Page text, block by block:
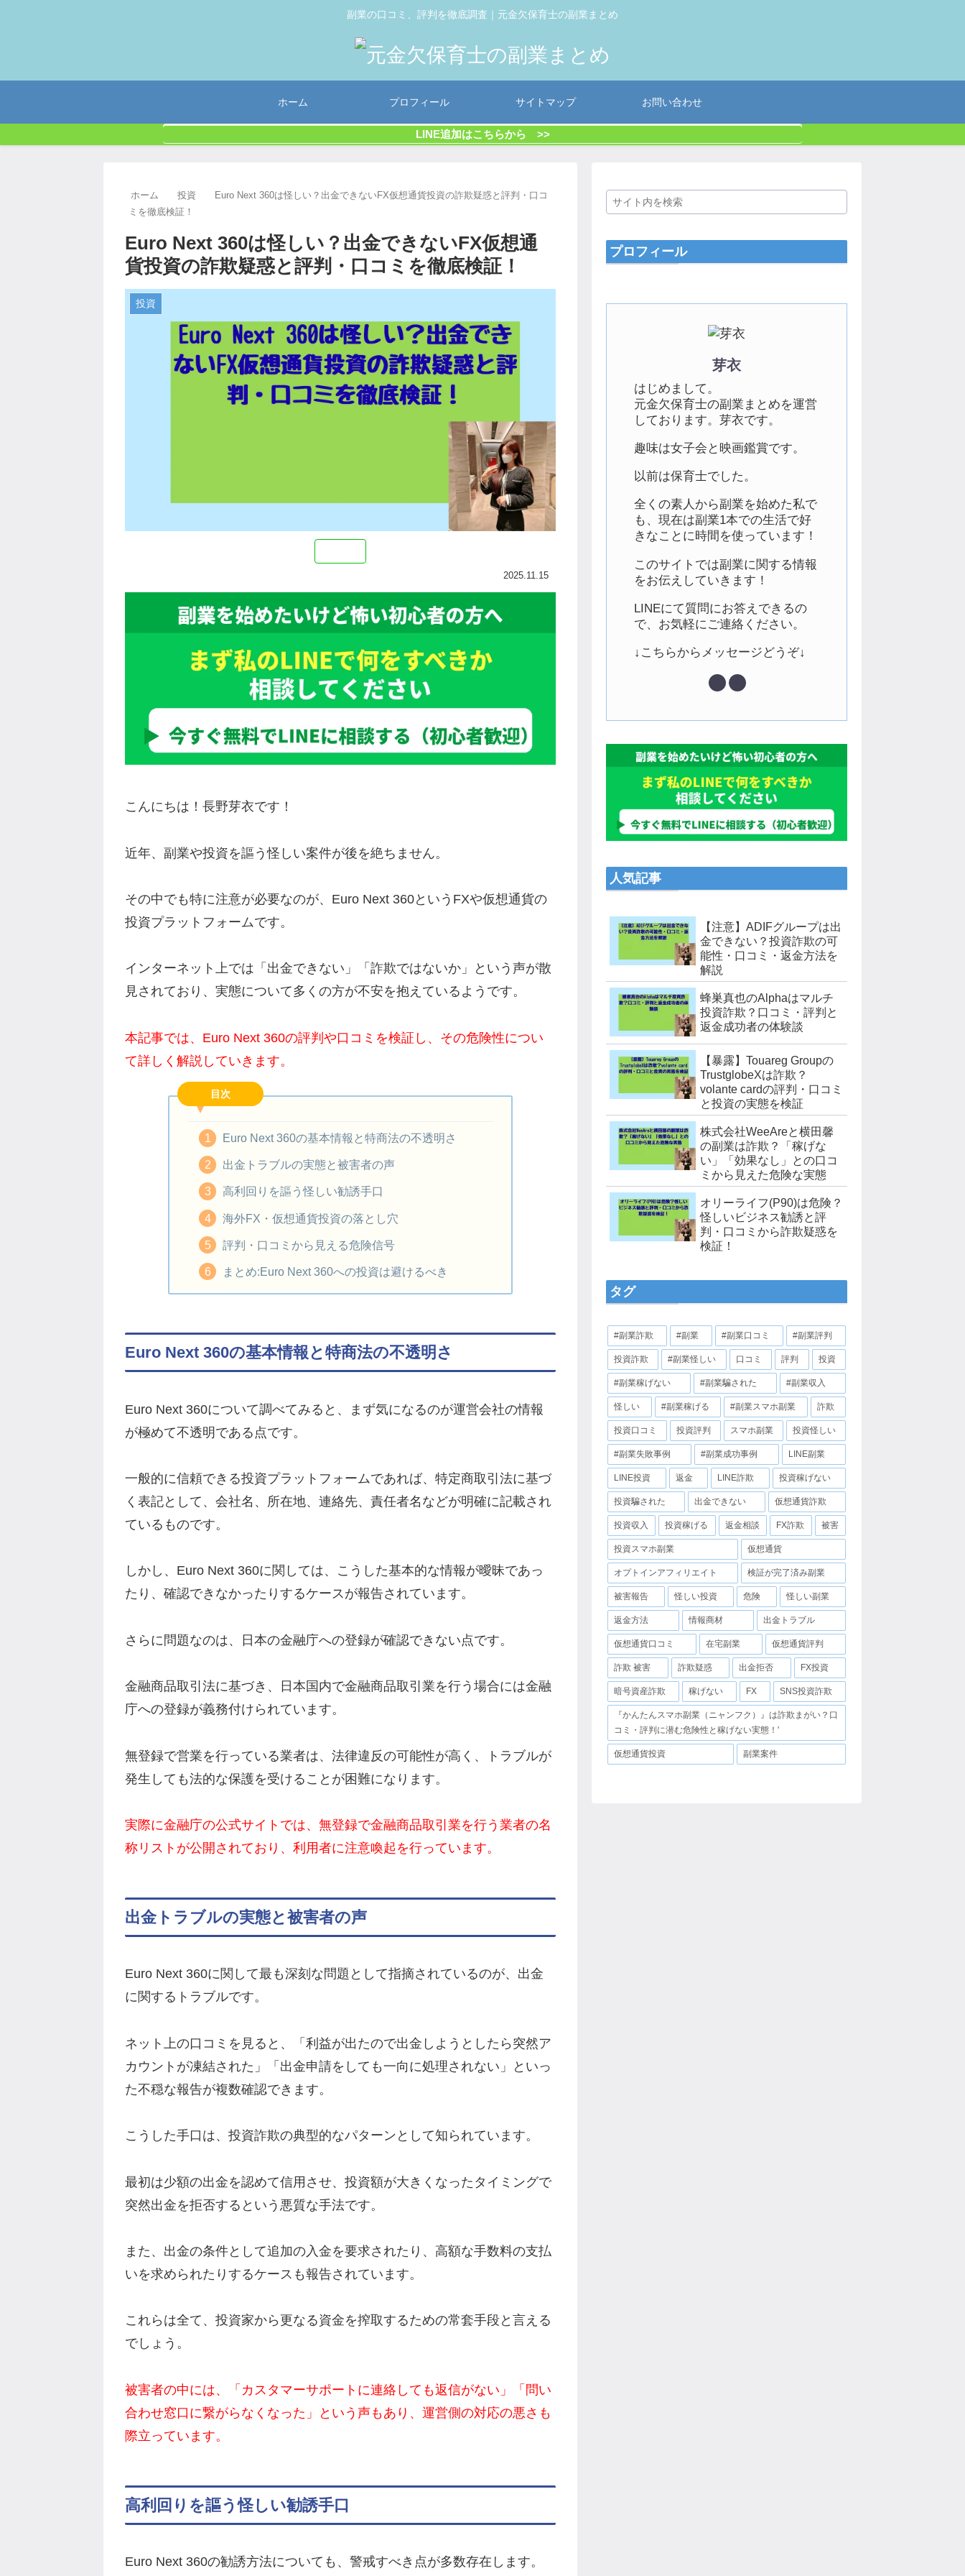
副業の口コミ、評判を徹底調査｜元金欠保育士の副業まとめ
ホーム プロフィール サイトマップ お問い合わせ
LINE追加はこちらから >>
ホーム 投資
Euro Next 360は怪しい？出金できないFX仮想通貨投資の詐欺疑惑と評判・口コ
ミを徹底検証！
Euro Next 360は怪しい？出金できないFX仮想通
貨投資の詐欺疑惑と評判・口コミを徹底検証！
投資
2025.11.15
こんにちは！長野芽衣です！
近年、副業や投資を謳う怪しい案件が後を絶ちません。
その中でも特に注意が必要なのが、Euro Next 360というFXや仮想通貨の
投資プラットフォームです。
インターネット上では「出金できない」「詐欺ではないか」という声が散
見されており、実態について多くの方が不安を抱えているようです。
本記事では、Euro Next 360の評判や口コミを検証し、その危険性につい
て詳しく解説していきます。
目次
Euro Next 360の基本情報と特商法の不透明さ
出金トラブルの実態と被害者の声
高利回りを謳う怪しい勧誘手口
海外FX・仮想通貨投資の落とし穴
評判・口コミから見える危険信号
まとめ:Euro Next 360への投資は避けるべき
Euro Next 360の基本情報と特商法の不透明さ
Euro Next 360について調べてみると、まず気になるのが運営会社の情報
が極めて不透明である点です。
一般的に信頼できる投資プラットフォームであれば、特定商取引法に基づ
く表記として、会社名、所在地、連絡先、責任者名などが明確に記載され
ているものです。
しかし、Euro Next 360に関しては、こうした基本的な情報が曖昧であっ
たり、確認できなかったりするケースが報告されています。
さらに問題なのは、日本の金融庁への登録が確認できない点です。
金融商品取引法に基づき、日本国内で金融商品取引業を行う場合には金融
庁への登録が義務付けられています。
無登録で営業を行っている業者は、法律違反の可能性が高く、トラブルが
発生しても法的な保護を受けることが困難になります。
実際に金融庁の公式サイトでは、無登録で金融商品取引業を行う業者の名
称リストが公開されており、利用者に注意喚起を行っています。
出金トラブルの実態と被害者の声
Euro Next 360に関して最も深刻な問題として指摘されているのが、出金
に関するトラブルです。
ネット上の口コミを見ると、「利益が出たので出金しようとしたら突然ア
カウントが凍結された」「出金申請をしても一向に処理されない」といっ
た不穏な報告が複数確認できます。
こうした手口は、投資詐欺の典型的なパターンとして知られています。
最初は少額の出金を認めて信用させ、投資額が大きくなったタイミングで
突然出金を拒否するという悪質な手法です。
また、出金の条件として追加の入金を要求されたり、高額な手数料の支払
いを求められたりするケースも報告されています。
これらは全て、投資家から更なる資金を搾取するための常套手段と言える
でしょう。
被害者の中には、「カスタマーサポートに連絡しても返信がない」「問い
合わせ窓口に繋がらなくなった」という声もあり、運営側の対応の悪さも
際立っています。
高利回りを謳う怪しい勧誘手口
Euro Next 360の勧誘方法についても、警戒すべき点が多数存在します。
プロフィール
芽衣
はじめまして。
元金欠保育士の副業まとめを運営
しております。芽衣です。
趣味は女子会と映画鑑賞です。
以前は保育士でした。
全くの素人から副業を始めた私で
も、現在は副業1本での生活で好
きなことに時間を使っています！
このサイトでは副業に関する情報
をお伝えしていきます！
LINEにて質問にお答えできるの
で、お気軽にご連絡ください。
↓こちらからメッセージどうぞ↓
人気記事
【注意】ADIFグループは出
金できない？投資詐欺の可
能性・口コミ・返金方法を
解説
蜂巣真也のAlphaはマルチ
投資詐欺？口コミ・評判と
返金成功者の体験談
【暴露】Touareg Groupの
TrustglobeXは詐欺？
volante cardの評判・口コミ
と投資の実態を検証
株式会社WeeAreと横田馨
の副業は詐欺？「稼げな
い」「効果なし」との口コ
ミから見えた危険な実態
オリーライフ(P90)は危険？
怪しいビジネス勧誘と評
判・口コミから詐欺疑惑を
検証！
タグ
#副業詐欺 #副業 #副業口コミ #副業評判
投資詐欺 #副業怪しい 口コミ 評判 投資
#副業稼げない #副業騙された #副業収入
怪しい #副業稼げる #副業スマホ副業 詐欺
投資口コミ 投資評判 スマホ副業 投資怪しい
#副業失敗事例 #副業成功事例 LINE副業
LINE投資 返金 LINE詐欺 投資稼げない
投資騙された 出金できない 仮想通貨詐欺
投資収入 投資稼げる 返金相談 FX詐欺 被害
投資スマホ副業 仮想通貨
オプトインアフィリエイト 検証が完了済み副業
被害報告 怪しい投資 危険 怪しい副業
返金方法 情報商材 出金トラブル
仮想通貨口コミ 在宅副業 仮想通貨評判
詐欺 被害 詐欺疑惑 出金拒否 FX投資
暗号資産詐欺 稼げない FX SNS投資詐欺
『かんたんスマホ副業（ニャンフク）』は詐欺まがい？口
コミ・評判に潜む危険性と稼げない実態！'
仮想通貨投資 副業案件